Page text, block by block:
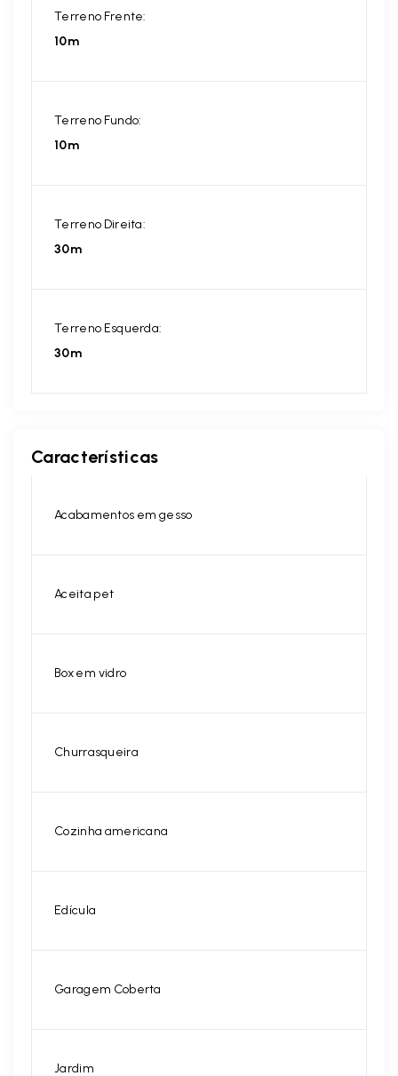
Terreno Frente:
10m
Terreno Fundo:
10m
Terreno Direita:
30m
Terreno Esquerda:
30m
Características
Acabamentos em gesso
Aceita pet
Box em vidro
Churrasqueira
Cozinha americana
Edícula
Garagem Coberta
Jardim